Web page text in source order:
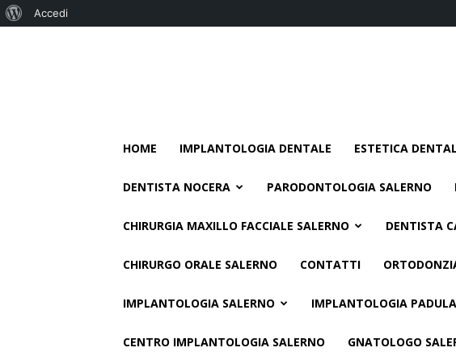
HOME IMPLANTOLOGIA DENTALE ESTETICA
DENTISTA NOCERA PARODONTOLOGIA SALERNO
CHIRURGIA MAXILLO FACCIALE SALERNO DENTISTA
CHIRURGO ORALE SALERNO CONTATTI
IMPLANTOLOGIA SALERNO IMPLANTOLOGIA PADULA
CENTRO IMPLANTOLOGIA SALERNO GNATOLOGO
Informazioni
Accedi